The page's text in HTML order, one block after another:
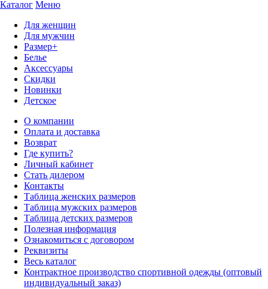
Каталог Меню
Для женщин
Для мужчин
Размер+
Белье
Аксессуары
Скидки
Новинки
Детское
О компании
Оплата и доставка
Возврат
Где купить?
Личный кабинет
Стать дилером
Контакты
Таблица женских размеров
Таблица мужских размеров
Таблица детских размеров
Полезная информация
Ознакомиться с договором
Реквизиты
Весь каталог
Контрактное производство спортивной одежды (оптовый
индивидуальный заказ)